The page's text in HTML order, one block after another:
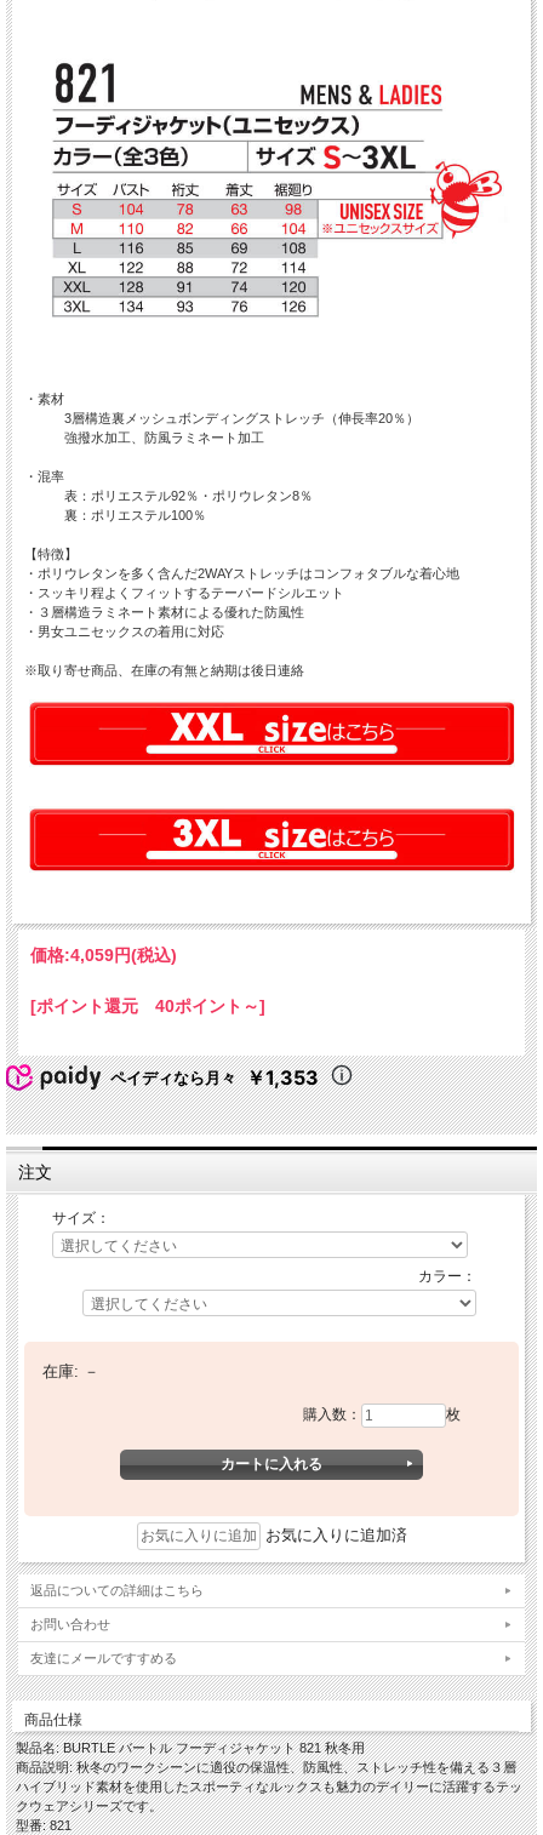
・素材
3層構造裏メッシュボンディングストレッチ（伸長率20％）
強撥水加工、防風ラミネート加工
・混率
表：ポリエステル92％・ポリウレタン8％
裏：ポリエステル100％
【特徴】
・ポリウレタンを多く含んだ2WAYストレッチはコンフォタブルな着心地
・スッキリ程よくフィットするテーパードシルエット
・３層構造ラミネート素材による優れた防風性
・男女ユニセックスの着用に対応
※取り寄せ商品、在庫の有無と納期は後日連絡
価格:4,059円(税込)
[ポイント還元 40ポイント～]
ペイディなら月々 ￥1,353
注文
サイズ：
カラー：
在庫: －
購入数： 枚
お気に入りに追加済
返品についての詳細はこちら
お問い合わせ
友達にメールですすめる
商品仕様
製品名: BURTLE バートル フーディジャケット 821 秋冬用
商品説明: 秋冬のワークシーンに適役の保温性、防風性、ストレッチ性を備える３層
ハイブリッド素材を使用したスポーティなルックスも魅力のデイリーに活躍するテッ
クウェアシリーズです。
型番: 821